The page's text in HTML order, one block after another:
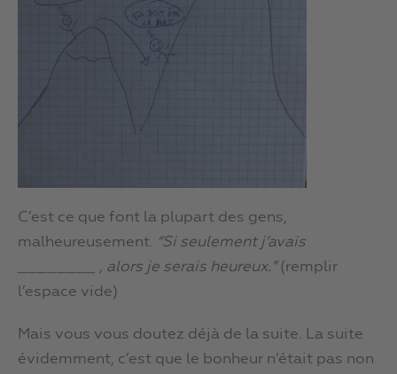
C’est ce que font la plupart des gens,
malheureusement. “Si seulement j’avais
________ , alors je serais heureux.”(remplir
l’espace vide)
Mais vous vous doutez déjà de la suite. La suite
évidemment, c’est que le bonheur n’était pas non